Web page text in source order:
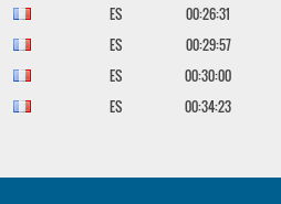
ES
00:26:31
ES 00:29:57
ES 00:30:00
ES 00:34:23